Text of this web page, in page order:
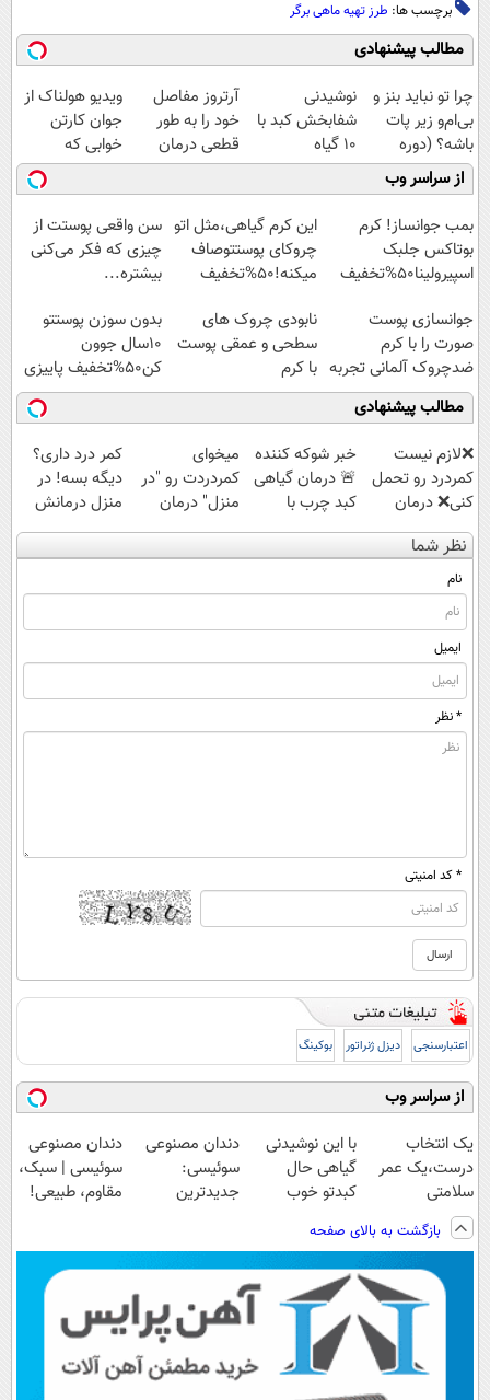
برچسب ها: طرز تهیه ماهی برگر
مطالب پیشنهادی
چرا تو نباید بنز و
بی‌ام‌و زیر پات
باشه؟ (دوره
رایگان درآمد
میلیاردی)
نوشیدنی
شفابخش کبد با
10 گیاه
موثر(تخفیف تا
امشب)
آرتروز مفاصل
خود را به طور
قطعی درمان
کنید!
◗پرسش‌نامه◖
ویدیو هولناک از
جوان کارتن
خوابی که
میلیاردر شد.
آموزش رایگان
از سراسر وب
بمب جوانساز! کرم
بوتاکس جلبک
اسپیرولینا50%تخفیف
این کرم گیاهی،مثل اتو
چروکای پوستتوصاف
میکنه!50%تخفیف
سن واقعی پوستت از
چیزی که فکر می‌کنی
بیشتره...
جوانسازی پوست
صورت را با کرم
ضدچروک آلمانی تجربه
کنید!
نابودی چروک های
سطحی و عمقی پوست
با کرم
آلمانی(45%تخفیف)
بدون سوزن پوستتو
10سال جوون
کن50%تخفیف پاییزی
مطالب پیشنهادی
❌لازم نیست
کمردرد رو تحمل
کنی❌ درمان
بدون جراحی و
قرص
(پرسشنامه)
خبر شوکه کننده
🚨 درمان گیاهی
کبد چرب با
55%تخفیف🔥
میخوای
کمردردت رو "در
منزل" درمان
کنی؟ (◂فیلم +
◂پرسش‌نامه)
کمر درد داری؟
دیگه بسه! در
منزل درمانش
کن
(◀پرسش‌نامه)
نظر شما
نام
ایمیل
* نظر
* کد امنیتی
اعتبارسنجی دیزل ژنراتور بوکینگ
از سراسر وب
یک انتخاب
درست،یک عمر
سلامتی
کبد(55%تخفیف)
با این نوشیدنی
گیاهی حال
کبدتو خوب
دندان مصنوعی
سوئیسی:
جدیدترین
پرداخت قسطی
دندان مصنوعی
سوئیسی | سبک،
مقاوم، طبیعی!
اقساطی😍
بازگشت به بالای صفحه